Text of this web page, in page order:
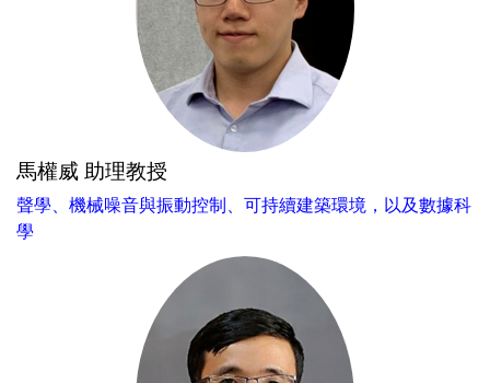
馬權威 助理教授
聲學、機械噪音與振動控制、可持續建築環境，以及數據科
學